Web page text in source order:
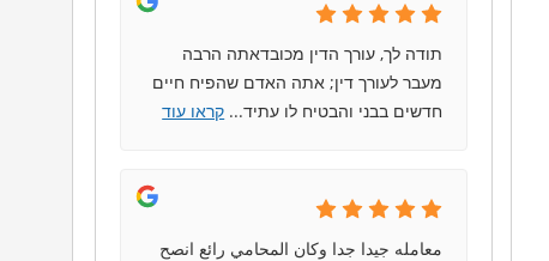
תודה לך, עורך הדין מכובדאתה הרבה
מעבר לעורך דין; אתה האדם שהפיח חיים
חדשים בבני והבטיח לו עתיד... קראו עוד
معامله جيدا جدا وكان المحامي رائع انصح